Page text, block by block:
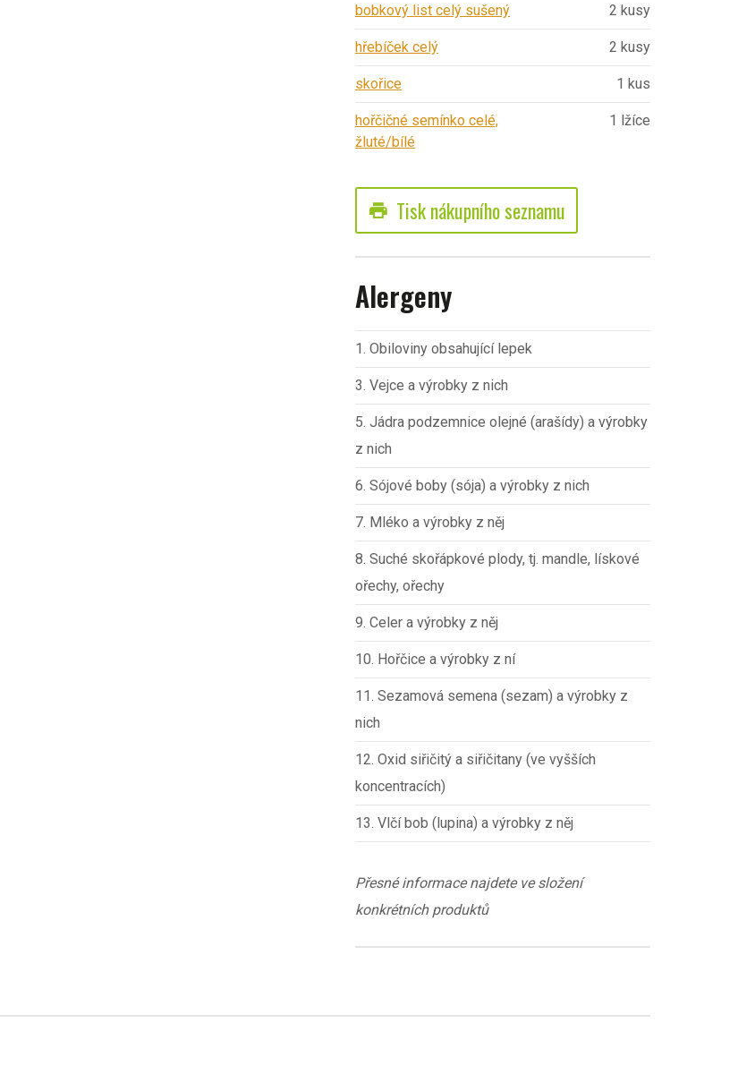
bobkový list celý sušený 2 kusy
hřebíček celý 2 kusy
skořice 1 kus
hořčičné semínko celé,
žluté/bílé
1 lžíce
print Tisk nákupního seznamu
Alergeny
1. Obiloviny obsahující lepek
3. Vejce a výrobky z nich
5. Jádra podzemnice olejné (arašídy) a výrobky
z nich
6. Sójové boby (sója) a výrobky z nich
7. Mléko a výrobky z něj
8. Suché skořápkové plody, tj. mandle, lískové
ořechy, ořechy
9. Celer a výrobky z něj
10. Hořčice a výrobky z ní
11. Sezamová semena (sezam) a výrobky z
nich
12. Oxid siřičitý a siřičitany (ve vyšších
koncentracích)
13. Vlčí bob (lupina) a výrobky z něj
Přesné informace najdete ve složení
konkrétních produktů